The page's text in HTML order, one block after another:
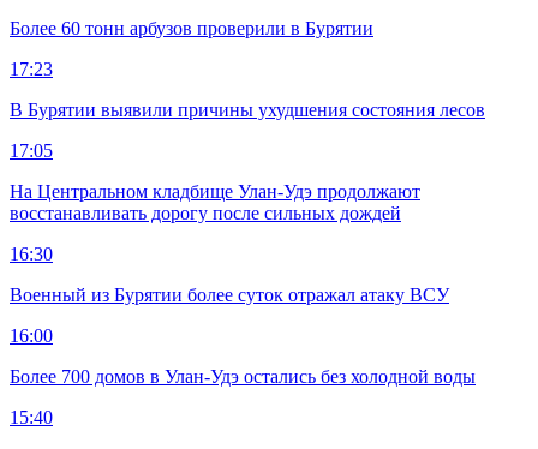
Более 60 тонн арбузов проверили в Бурятии
17:23
В Бурятии выявили причины ухудшения состояния лесов
17:05
На Центральном кладбище Улан-Удэ продолжают
восстанавливать дорогу после сильных дождей
16:30
Военный из Бурятии более суток отражал атаку ВСУ
16:00
Более 700 домов в Улан-Удэ остались без холодной воды
15:40